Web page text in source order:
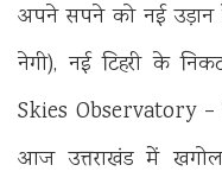
अपने सपने को नई उड़ान
नेगी), नई टिहरी के
Skies Observatory –
आज उत्तराखंड में खगोल